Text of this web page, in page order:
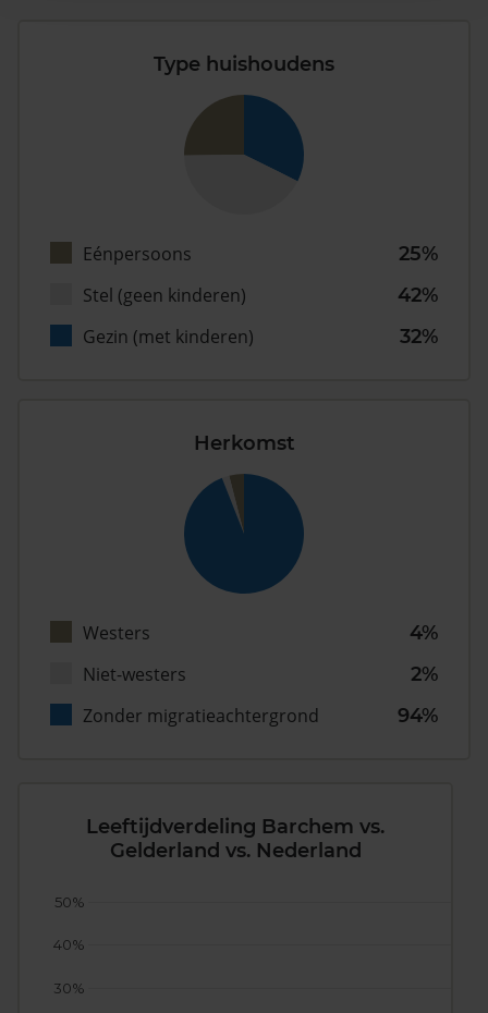
Type huishoudens
Eénpersoons
25%
Stel (geen kinderen)
42%
Gezin (met kinderen)
32%
Herkomst
Westers
4%
Niet-westers
2%
Zonder migratieachtergrond
94%
Leeftijdverdeling Barchem vs.
Gelderland vs. Nederland
30%
40%
50%